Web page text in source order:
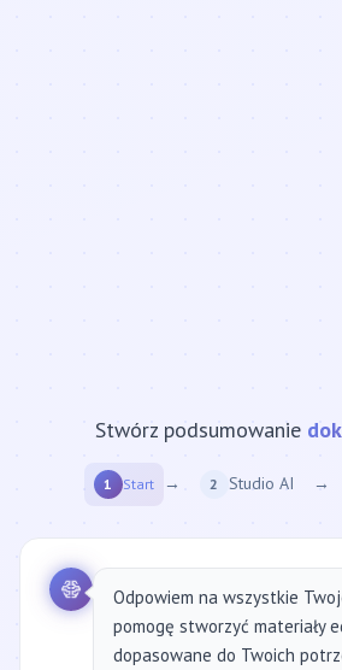
Stwórz podsumowanie
1 Start → 2 Studio AI →
Odpowiem na wszystkie
pomogę stworzyć materiały
dopasowane do Twoich